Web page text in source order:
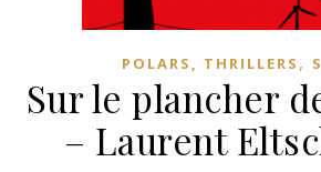
POLARS, THRILLERS ,
Sur le plancher
– Laurent